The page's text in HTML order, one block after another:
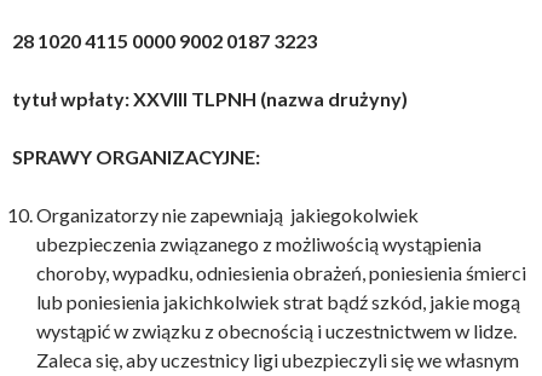
28 1020 4115 0000 9002 0187 3223
tytuł wpłaty: XXVIII TLPNH (nazwa drużyny)
SPRAWY ORGANIZACYJNE:
Organizatorzy nie zapewniają jakiegokolwiek
ubezpieczenia związanego z możliwością wystąpienia
choroby, wypadku, odniesienia obrażeń, poniesienia śmierci
lub poniesienia jakichkolwiek strat bądź szkód, jakie mogą
wystąpić w związku z obecnością i uczestnictwem w lidze.
Zaleca się, aby uczestnicy ligi ubezpieczyli się we własnym